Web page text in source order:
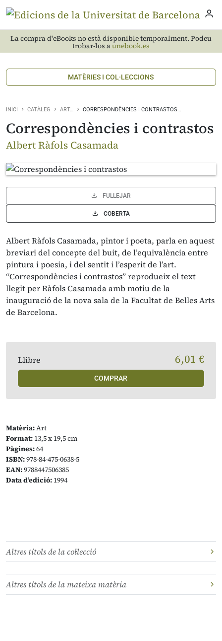
La compra d'eBooks no està disponible temporalment. Podeu
trobar-los aunebook.es
MATÈRIES I COL·LECCIONS
INICI CATÀLEG ART… CORRESPONDÈNCIES I CONTRASTOS…
Correspondències i contrastos
Albert Ràfols Casamada
FULLEJAR
COBERTA
Albert Ràfols Casamada, pintor i poeta, parla en aquest
breviari del concepte del buit, de l’equivalència entre
pintura i poesia, i del sentit i l’esperit de l’art.
“Correspondències i contrastos” reprodueix el text
llegit per Ràfols Casamada amb motiu de la
inauguració de la nova sala de la Facultat de Belles Arts
de Barcelona.
Matèria:Art
Format: 13,5 x 19,5 cm
Pàgines:64
ISBN:978-84-475-0638-5
EAN:9788447506385
Data d’edició: 1994
Llibre 6,01 €
COMPRAR
Altres títols de la col·lecció
Altres títols de la mateixa matèria